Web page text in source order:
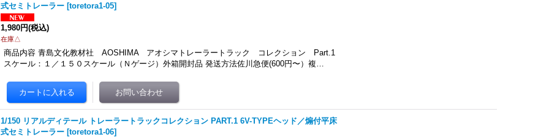
式セミトレーラー [toretora1-05]
1,980円(税込)
在庫△
商品内容 青島文化教材社 AOSHIMA アオシマトレーラートラック コレクション Part.1
スケール：１／１５０スケール（Ｎゲージ）外箱開封品 発送方法佐川急便(600円〜）複…
1/150 リアルディテール トレーラートラックコレクション PART.1 6V-TYPEヘッド／煽付平床
式セミトレーラー [toretora1-06]